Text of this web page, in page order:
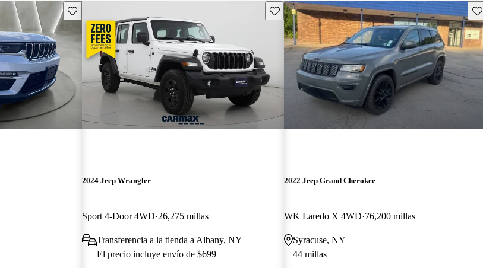
Guarda este Aviso Guarda este Aviso
2024 Jeep Wrangler
Sport 4-Door 4WD 26,275 millas
Transferencia a la tienda a Albany, NY
El precio incluye envío de $699
2022 Jeep Grand Cherokee
WK Laredo X 4WD 76,200 millas
Syracuse, NY
44 millas